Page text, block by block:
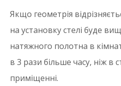
Якщо геометрія
на установку стелі буде
натяжного полотна в
в 3 рази більше часу, ніж в
приміщенні.